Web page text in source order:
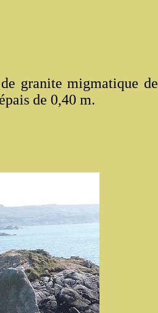
granite migmatique de
de 0,40 m.